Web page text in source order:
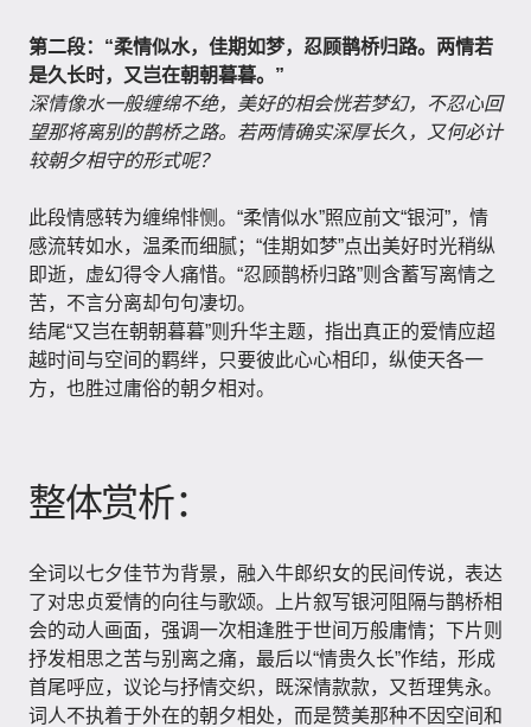
第二段：“柔情似水，佳期如梦，忍顾鹊桥归路。两情若
是久长时，又岂在朝朝暮暮。”
深情像水一般缠绵不绝，美好的相会恍若梦幻，不忍心回
望那将离别的鹊桥之路。若两情确实深厚长久，又何必计
较朝夕相守的形式呢？
此段情感转为缠绵悱恻。“柔情似水”照应前文“银河”，情
感流转如水，温柔而细腻；“佳期如梦”点出美好时光稍纵
即逝，虚幻得令人痛惜。“忍顾鹊桥归路”则含蓄写离情之
苦，不言分离却句句凄切。
结尾“又岂在朝朝暮暮”则升华主题，指出真正的爱情应超
越时间与空间的羁绊，只要彼此心心相印，纵使天各一
方，也胜过庸俗的朝夕相对。
整体赏析：
全词以七夕佳节为背景，融入牛郎织女的民间传说，表达
了对忠贞爱情的向往与歌颂。上片叙写银河阻隔与鹊桥相
会的动人画面，强调一次相逢胜于世间万般庸情；下片则
抒发相思之苦与别离之痛，最后以“情贵久长”作结，形成
首尾呼应，议论与抒情交织，既深情款款，又哲理隽永。
词人不执着于外在的朝夕相处，而是赞美那种不因空间和